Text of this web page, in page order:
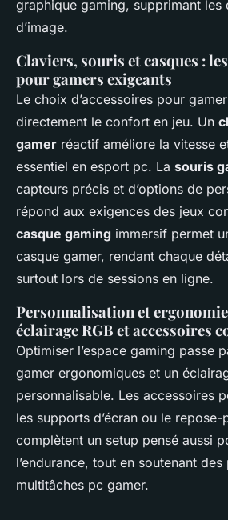
graphique gaming, supprimant les
d’image.
Claviers, souris et casques :
pour gamers exigeants
Le choix d’accessoires pour
directement le confort en jeu. Un
gamer réactif améliore la vitesse
essentiel en esport pc. La souris
capteurs précis et d’options de
répond aux exigences des jeux
casque gaming immersif permet
casque gamer, rendant chaque
surtout lors de sessions en ligne.
Personnalisation et
éclairage RGB et accessoires
Optimiser l’espace gaming passe
gamer ergonomiques et un
personnalisable. Les accessoires
les supports d’écran ou le repose-
complètent un setup pensé aussi
l’endurance, tout en soutenant
multitâches pc gamer.